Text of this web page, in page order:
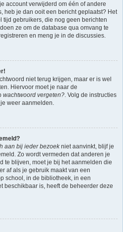
account verwijderd om één of andere
heb je dan ooit een bericht geplaatst? Het
tijd gebruikers, die nog geen berichten
ze om de database qua omvang te
en meng je in de discussies.
niet terug krijgen, maar er is wel
Hiervoor moet je naar de
wachtwoord vergeten?. Volg de instructies
weer aanmelden.
aan bij ieder bezoekniet aanvinkt, blijf je
Zo wordt vermeden dat anderen je
te blijven, moet je bij het aanmelden die
af als je gebruik maakt van een
school, in de bibliotheek, in een
beschikbaar is, heeft de beheerder deze